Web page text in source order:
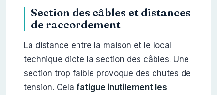
Section des câbles et distances
de raccordement
La distance entre la maison et le local
technique dicte la section des câbles. Une
section trop faible provoque des chutes de
tension. Cela fatigue inutilement les